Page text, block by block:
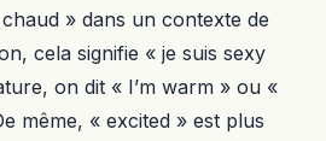
chaud » dans un contexte de
cela signifie « je suis sexy
on dit « I’m warm » ou «
même, « excited » est plus